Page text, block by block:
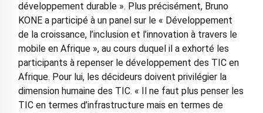
développement durable ». Plus précisément, Bruno
KONE a participé à un panel sur le « Développement
de la croissance, l’inclusion et l’innovation à travers le
mobile en Afrique », au cours duquel il a exhorté les
participants à repenser le développement des TIC en
Afrique. Pour lui, les décideurs doivent privilégier la
dimension humaine des TIC. « Il ne faut plus penser les
TIC en termes d’infrastructure mais en termes de